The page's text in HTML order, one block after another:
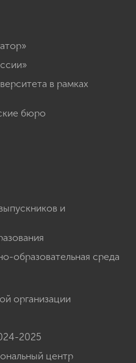
в рамках
бюро
и
образовательная среда
организации
2025
центр